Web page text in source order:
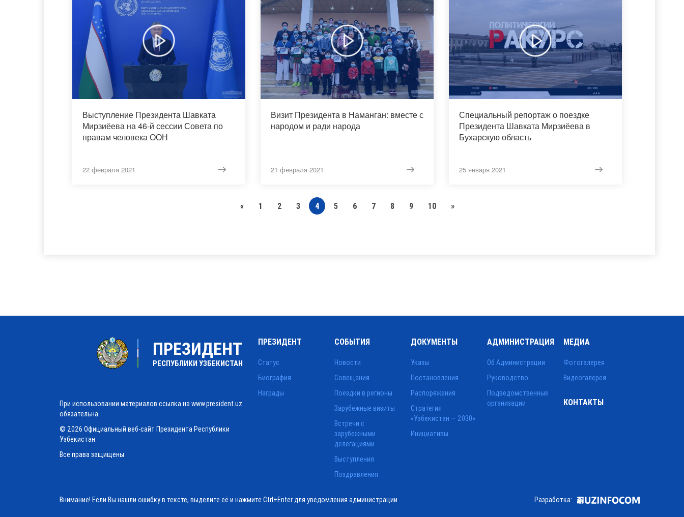
Выступление Президента Шавката
Мирзиёева на 46-й сессии Совета по
правам человека ООН
22 февраля 2021
Визит Президента в Наманган: вместе с
народом и ради народа
21 февраля 2021
Специальный репортаж о поездке
Президента Шавката Мирзиёева в
Бухарскую область
25 января 2021
« 1 2 3 4 5 6 7 8 9 10 »
ПРЕЗИДЕНТ
РЕСПУБЛИКИ УЗБЕКИСТАН
При использовании материалов ссылка на www.president.uz
обязательна
© 2026 Официальный веб-сайт Президента Республики
Узбекистан
Все права защищены
ПРЕЗИДЕНТ
Статус
Биография
Награды
СОБЫТИЯ
Новости
Совещания
Поездки в регионы
Зарубежные визиты
Встречи с
зарубежными
делегациями
Выступления
Поздравления
ДОКУМЕНТЫ
Указы
Постановления
Распоряжения
Стратегия
«Узбекистан — 2030»
Инициативы
АДМИНИСТРАЦИЯ
Об Администрации
Руководство
Подведомственные
организации
МЕДИА
Фотогалерея
Видеогалерея
КОНТАКТЫ
Внимание! Если Вы нашли ошибку в тексте, выделите её и нажмите Ctrl+Enter для уведомления администрации Разработка: